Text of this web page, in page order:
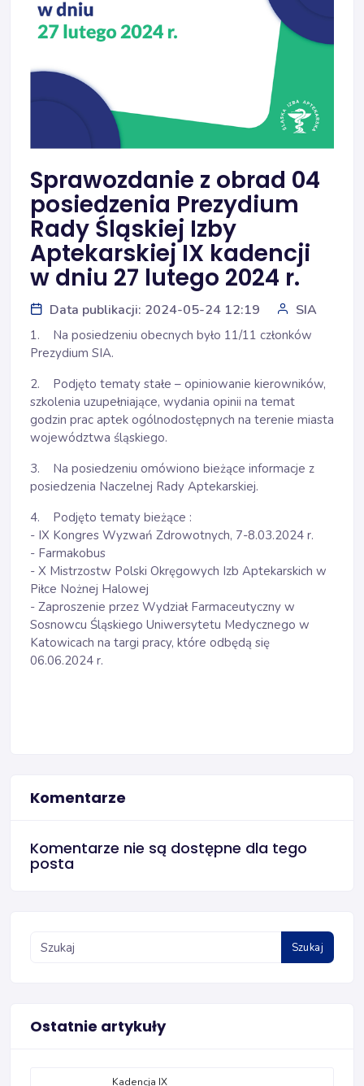
Sprawozdanie z obrad 04
posiedzenia Prezydium
Rady Śląskiej Izby
Aptekarskiej IX kadencji
w dniu 27 lutego 2024 r.
Data publikacji: 2024-05-24 12:19 SIA
1. Na posiedzeniu obecnych było 11/11 członków
Prezydium SIA.
2. Podjęto tematy stałe – opiniowanie kierowników,
szkolenia uzupełniające, wydania opinii na temat
godzin prac aptek ogólnodostępnych na terenie miasta
województwa śląskiego.
3. Na posiedzeniu omówiono bieżące informacje z
posiedzenia Naczelnej Rady Aptekarskiej.
4. Podjęto tematy bieżące :
- IX Kongres Wyzwań Zdrowotnych, 7-8.03.2024 r.
- Farmakobus
- X Mistrzostw Polski Okręgowych Izb Aptekarskich w
Piłce Nożnej Halowej
- Zaproszenie przez Wydział Farmaceutyczny w
Sosnowcu Śląskiego Uniwersytetu Medycznego w
Katowicach na targi pracy, które odbędą się
06.06.2024 r.
Komentarze
Komentarze nie są dostępne dla tego
posta
Szukaj
Ostatnie artykuły
Kadencja IX